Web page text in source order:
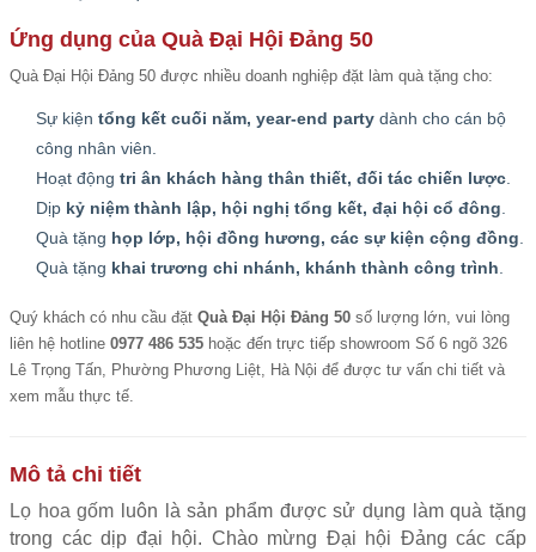
Ứng dụng của Quà Đại Hội Đảng 50
Quà Đại Hội Đảng 50 được nhiều doanh nghiệp đặt làm quà tặng cho:
Sự kiện tổng kết cuối năm, year-end party dành cho cán bộ
công nhân viên.
Hoạt động tri ân khách hàng thân thiết, đối tác chiến lược
Dịp kỷ niệm thành lập, hội nghị tổng kết, đại hội cổ đông
Quà tặng họp lớp, hội đồng hương, các sự kiện cộng đồng
Quà tặng khai trương chi nhánh, khánh thành công trình
Quý khách có nhu cầu đặt Quà Đại Hội Đảng 50 số lượng lớn, vui lòng
liên hệ hotline 0977 486 535 hoặc đến trực tiếp showroom Số 6 ngõ 326
Lê Trọng Tấn, Phường Phương Liệt, Hà Nội để được tư vấn chi tiết và
xem mẫu thực tế.
Mô tả chi tiết
Lọ hoa gốm
luôn là sản phẩm được sử dụng làm quà tặng
trong các dịp đại hội. Chào mừng Đại hội Đảng các cấp